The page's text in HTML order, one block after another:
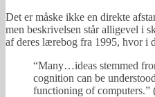
Det er måske ikke en direkte
men beskrivelsen står alligevel i
af deres lærebog fra 1995, hvor i
“Many…ideas stemmed
cognition can be
functioning of